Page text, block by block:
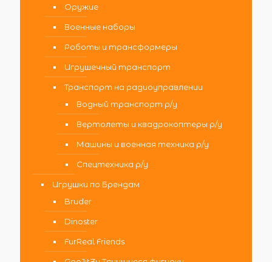
Оружие
Военные наборы
Роботы и трансформеры
Игрушечный транспорт
Транспорт на радиоуправлении
Водный транспорт р/у
Вертолеты и квадрокоптеры р/у
Машины и военная техника р/у
Спецтехника р/у
Игрушки по Брендам
Bruder
Dinoster
FurReal Friends